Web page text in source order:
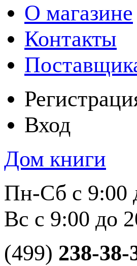
О магазине
Контакты
Вход
Дом книги
Пн-Сб с 9:00
Вс с 9:00 до
(499) 238-38-